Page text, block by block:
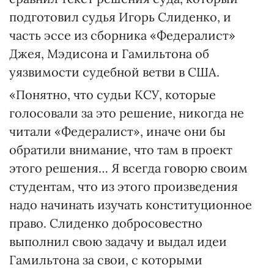
подготовил судья Игорь Слиденко, и
часть эссе из сборника «Федералист»
Джея, Мэдисона и Гамильтона об
уязвимости судебной ветви в США.
«Понятно, что судьи КСУ, которые
голосовали за это решение, никогда не
читали «Федералист», иначе они бы
обратили внимание, что там в проект
этого решения… Я всегда говорю своим
студентам, что из этого произведения
надо начинать изучать конституционное
право. Слиденко добросовестно
выполнил свою задачу и выдал идеи
Гамильтона за свои, с которыми